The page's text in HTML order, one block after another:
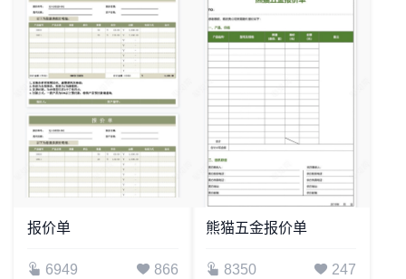
报价单
6949 866
熊猫五金报价单
8350 247